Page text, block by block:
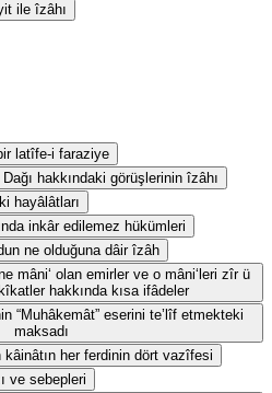
ile îzâhı
latîfe-i faraziye
hakkındaki görüşlerinin îzâhı
hayâlâtları
inkâr edilemez hükümleri
ne olduğuna dâir îzâh
mâni‘ olan emirler ve o mâni‘leri zîr ü
hakkında kısa ifâdeler
“Muhâkemât” eserini te’lîf etmekteki
maksadı
kâinâtın her ferdinin dört vazîfesi
ve sebepleri